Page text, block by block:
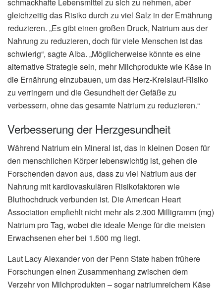
schmackhafte Lebensmittel zu sich zu nehmen, aber
gleichzeitig das Risiko durch zu viel Salz in der Ernährung
reduzieren. „Es gibt einen großen Druck, Natrium aus der
Nahrung zu reduzieren, doch für viele Menschen ist das
schwierig“, sagte Alba. „Möglicherweise könnte es eine
alternative Strategie sein, mehr Milchprodukte wie Käse in
die Ernährung einzubauen, um das Herz-Kreislauf-Risiko
zu verringern und die Gesundheit der Gefäße zu
verbessern, ohne das gesamte Natrium zu reduzieren.“
Verbesserung der Herzgesundheit
Während Natrium ein Mineral ist, das in kleinen Dosen für
den menschlichen Körper lebenswichtig ist, gehen die
Forschenden davon aus, dass zu viel Natrium aus der
Nahrung mit kardiovaskulären Risikofaktoren wie
Bluthochdruck verbunden ist. Die American Heart
Association empfiehlt nicht mehr als 2.300 Milligramm (mg)
Natrium pro Tag, wobei die ideale Menge für die meisten
Erwachsenen eher bei 1.500 mg liegt.
Laut Lacy Alexander von der Penn State haben frühere
Forschungen einen Zusammenhang zwischen dem
Verzehr von Milchprodukten – sogar natriumreichem Käse